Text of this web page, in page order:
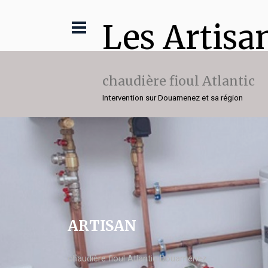
Les
chaudière fioul Atlantic
Intervention sur Douarnenez et sa région
ARTISAN
chaudière fioul Atlantic Douarnenez